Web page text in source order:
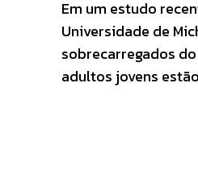
Em um estudo
Universidade de
sobrecarregados
adultos jovens